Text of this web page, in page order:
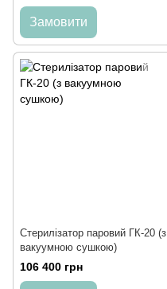
Замовити
Стерилізатор паровий ГК-20 (з
вакуумною сушкою)
106 400 грн